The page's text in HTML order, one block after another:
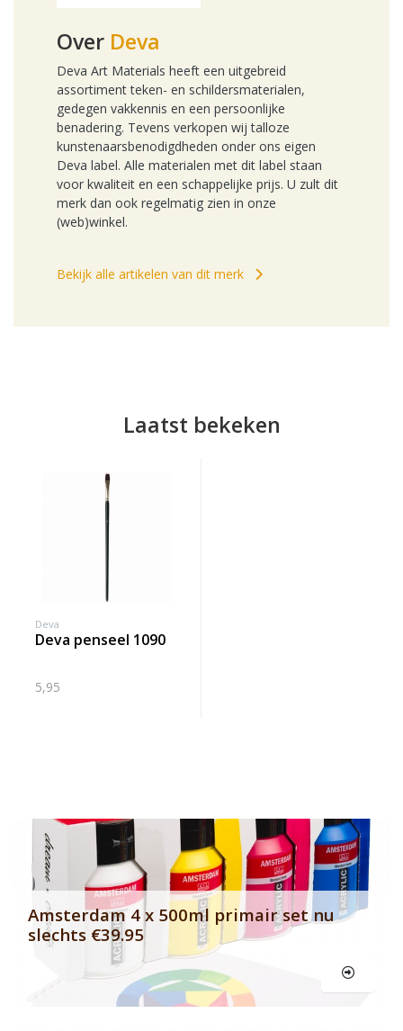
Over Deva
Deva Art Materials heeft een uitgebreid
assortiment teken- en schildersmaterialen,
gedegen vakkennis en een persoonlijke
benadering. Tevens verkopen wij talloze
kunstenaarsbenodigdheden onder ons eigen
Deva label. Alle materialen met dit label staan
voor kwaliteit en een schappelijke prijs. U zult dit
merk dan ook regelmatig zien in onze
(web)winkel.
Bekijk alle artikelen van dit merk
Laatst bekeken
Deva
deva penseel 1090
5,95
Banner row 2
Amsterdam 4 x 500ml primair set nu
slechts €39.95